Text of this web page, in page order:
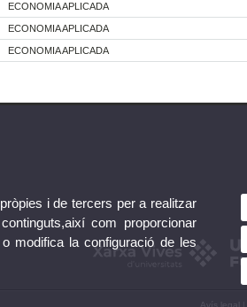
ECONOMIA APLICADA
ECONOMIA APLICADA
ECONOMIA APLICADA
i de tercers per a realitzar
com proporcionar
modifica la configuració de les